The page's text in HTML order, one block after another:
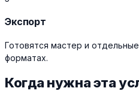
Экспорт
Готовятся мастер и
форматах.
Когда нужна эта